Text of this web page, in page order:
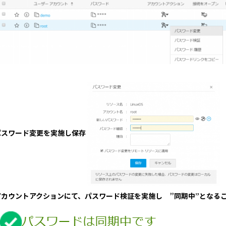
ワード変更を実施し保存
ウントアクションにて、パスワード検証を実施し ”同期中”となる